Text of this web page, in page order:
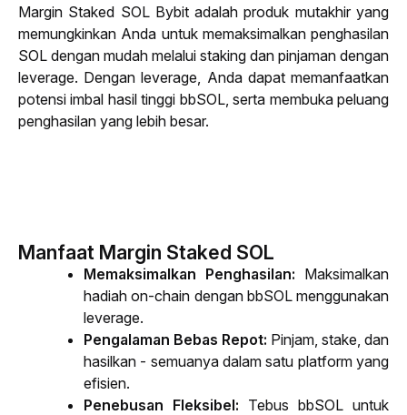
Margin Staked SOL Bybit adalah produk mutakhir yang
memungkinkan Anda untuk memaksimalkan penghasilan
SOL dengan mudah melalui staking
leverage. Dengan leverage, Anda dapat memanfaatkan
potensi imbal hasil tinggi bbSOL, serta membuka peluang
penghasilan yang lebih besar.
Manfaat Margin Staked SOL
Memaksimalkan Penghasilan: Maksimalkan
hadiah on-chain
leverage.
Pengalaman Bebas Repot: Pinjam, stake, dan
hasilkan - semuanya dalam satu platform yang
efisien.
Penebusan Fleksibel: Tebus bbSOL untuk